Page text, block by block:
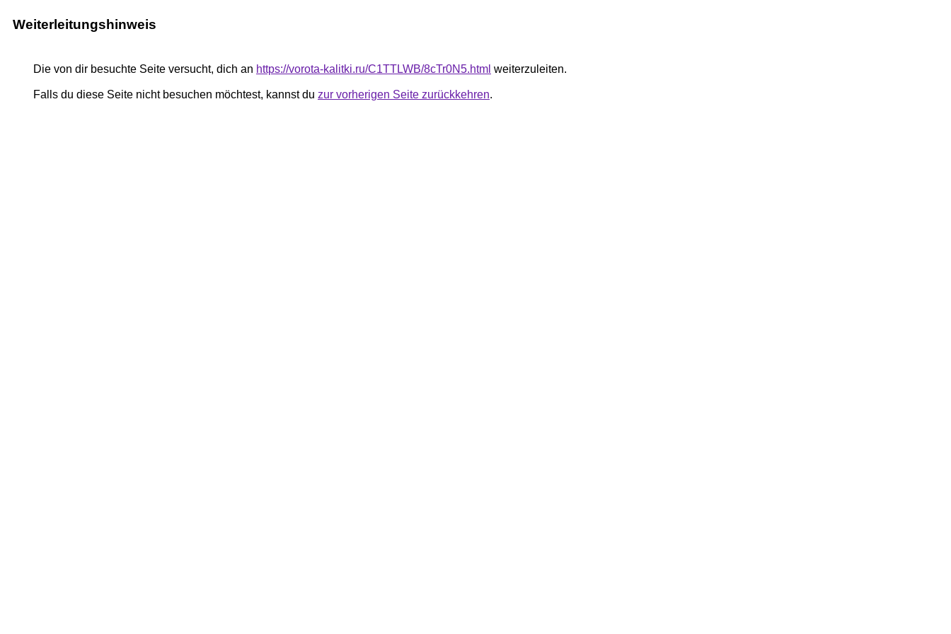
Weiterleitungshinweis
Die von dir besuchte Seite versucht, dich an https://vorota-kalitki.ru/C1TTLWB/8cTr0N5.html weiterzuleiten.
Falls du diese Seite nicht besuchen möchtest, kannst du zur vorherigen Seite zurückkehren.